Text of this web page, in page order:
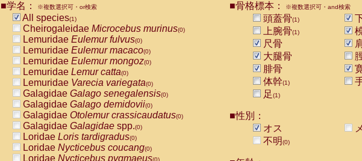
CebidaeCebus nigrivittatus
CebidaeCebus
CebidaeSaimiri boliviensis(0)
CebidaeSaimiri sciureus(0)
AtelidaeAlouatta caraya(0)
AtelidaeAlouatta fusca(0)
AtelidaeAlouatta seniculus
AtelidaeAlouattaspp.(0)
AtelidaeAteles belzebuth(0)
AtelidaeAteles geoffroyi(0)
AtelidaeAteles paniscus(0)
AtelidaeAtelesspp.(0)
Atelidae Lagothrix lagothricha
AtelidaeLagothrix lagothricha cana
PitheciidaeCacajao calvus rubicundus
■学名： ※複数選択可・or検索
All species(1)
Cheirogaleidae Microcebus murinus(0)
Lemuridae Eulemur fulvus(0)
Lemuridae Eulemur macaco(0)
Lemuridae Eulemur mongoz(0)
Lemuridae Lemur catta(0)
Lemuridae Varecia variegata(0)
Galagidae Galago senegalensis(0)
Galagidae Galago demidovii(0)
Galagidae Otolemur crassicaudatus(0)
Galagidae Galagidae spp.(0)
Loridae Loris tardigradus(0)
Loridae Nycticebus coucang(0)
Loridae Nycticebus pygmaeus(0)
■骨格標本： ※複数選択可・and検索
頭蓋骨(1)
上腕骨(1)
尺骨
大腿骨
腓骨
体幹(1)
足(1)
■性別：
オス
不明(0)